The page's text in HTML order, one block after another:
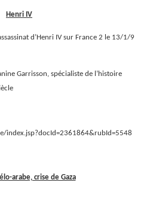
Henri IV
d’Henri IV sur France 2 le 13/1/9
Garrisson, spécialiste de l’histoire
index.jsp?docId=2361864&rubId=5548
arabe, crise de Gaza